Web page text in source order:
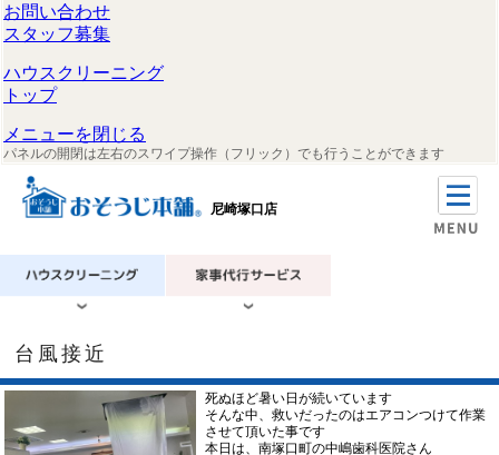
お問い合わせ
スタッフ募集
ハウスクリーニング
トップ
メニューを閉じる
パネルの開閉は左右のスワイプ操作（フリック）でも行うことができます
尼崎塚口店
台風接近
死ぬほど暑い日が続いています
そんな中、救いだったのはエアコンつけて作業
させて頂いた事です
本日は、南塚口町の中嶋歯科医院さん